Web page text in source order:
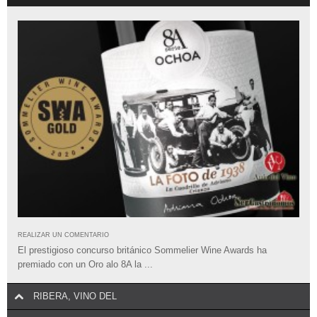
REALIZAR UN COMENTARIO
El prestigioso concurso británico Sommelier Wine Awards ha
premiado con un Oro alo 8A la ...
RIBERA, VINO DEL